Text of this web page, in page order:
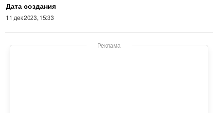
Дата создания
11 дек 2023, 15:33
Реклама